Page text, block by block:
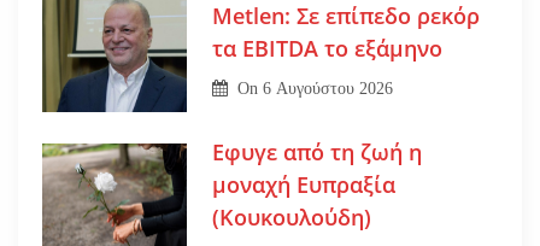
Metlen: Σε επίπεδο ρεκόρ
τα EBITDA το εξάμηνο
On6 Αυγούστου 2026
Εφυγε από τη ζωή η
μοναχή Ευπραξία
(Κουκουλούδη)